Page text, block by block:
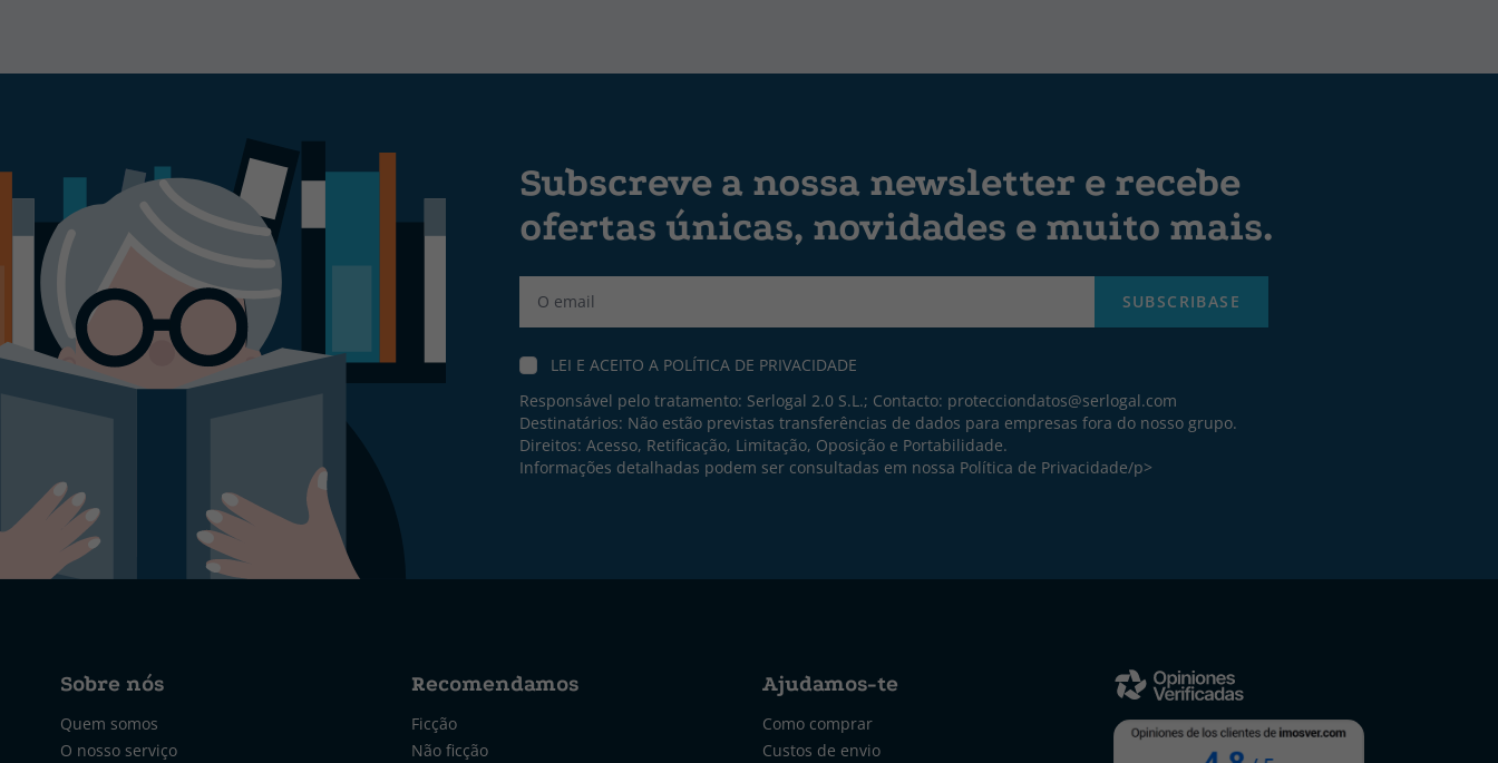
Subscreve a nossa newsletter e recebe
ofertas únicas, novidades e muito mais.
SUBSCRIBASE
LEI E ACEITO A POLÍTICA DE PRIVACIDADE
Responsável pelo tratamento: Serlogal 2.0 S.L.; Contacto: protecciondatos@serlogal.com
Destinatários: Não estão previstas transferências de dados para empresas fora do nosso grupo.
Direitos: Acesso, Retificação, Limitação, Oposição e Portabilidade.
Informações detalhadas podem ser consultadas em nossa Política de Privacidade/p>
Sobre nós
Quem somos
O nosso serviço
Recomendamos
Ficção
Não ficção
Ajudamos-te
Como comprar
Custos de envio